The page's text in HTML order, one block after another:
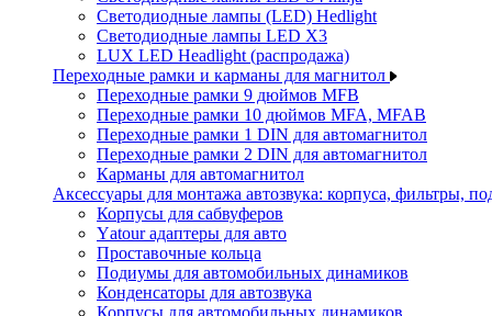
Светодиодные лампы (LED) Hedlight
Светодиодные лампы LED X3
LUX LED Headlight (распродажа)
Переходные рамки и карманы для магнитол
Переходные рамки 9 дюймов MFB
Переходные рамки 10 дюймов MFA, MFAB
Переходные рамки 1 DIN для автомагнитол
Переходные рамки 2 DIN для автомагнитол
Карманы для автомагнитол
Аксессуары для монтажа автозвука: корпуса, фильтры,
Корпусы для сабвуферов
Yаtour адаптеры для авто
Проставочные кольца
Подиумы для автомобильных динамиков
Конденсаторы для автозвука
Корпусы для автомобильных динамиков